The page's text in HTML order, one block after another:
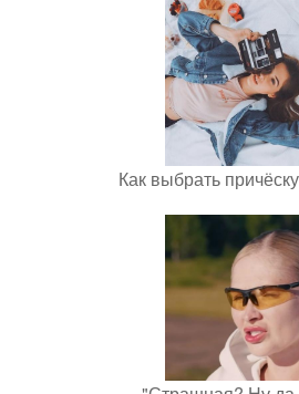
Как выбрать